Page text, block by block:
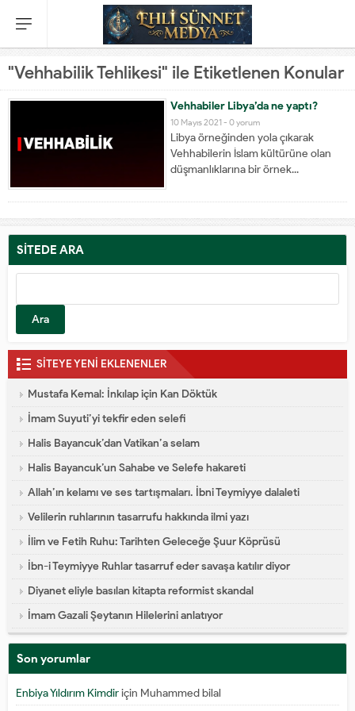
"Vehhabilik Tehlikesi" ile Etiketlenen Konular
Vehhabiler Libya’da ne yaptı?
10 Mayıs 2021 - 0 yorum
Libya örneğinden yola çıkarak
Vehhabilerin İslam kültürüne olan
düşmanlıklarına bir örnek...
SİTEDE ARA
SİTEYE YENİ EKLENENLER
Mustafa Kemal: İnkılap için Kan Döktük
İmam Suyuti’yi tekfir eden selefi
Halis Bayancuk’dan Vatikan’a selam
Halis Bayancuk’un Sahabe ve Selefe hakareti
Allah’ın kelamı ve ses tartışmaları. İbni Teymiyye dalaleti
Velilerin ruhlarının tasarrufu hakkında ilmi yazı
İlim ve Fetih Ruhu: Tarihten Geleceğe Şuur Köprüsü
İbn-i Teymiyye Ruhlar tasarruf eder savaşa katılır diyor
Diyanet eliyle basılan kitapta reformist skandal
İmam Gazali Şeytanın Hilelerini anlatıyor
Son yorumlar
Enbiya Yıldırım Kimdiriçin Muhammed bilal